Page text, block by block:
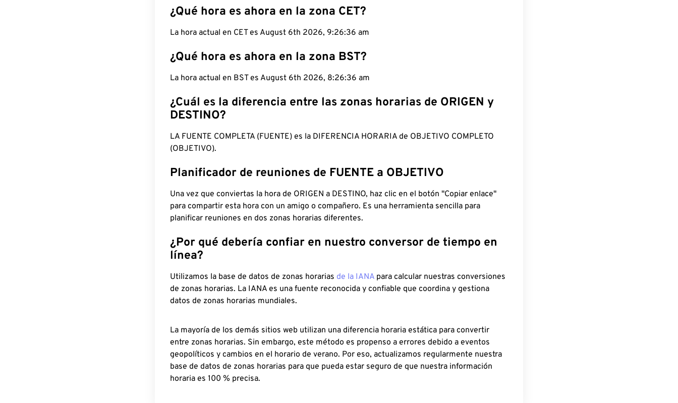
¿Qué hora es ahora en la zona CET?
La hora actual en CET es August 6th 2026, 9:26:37 am
¿Qué hora es ahora en la zona BST?
La hora actual en BST es August 6th 2026, 8:26:37 am
¿Cuál es la diferencia entre las zonas horarias de ORIGEN y
DESTINO?
LA FUENTE COMPLETA (FUENTE) es la DIFERENCIA HORARIA de OBJETIVO COMPLETO
(OBJETIVO).
Planificador de reuniones de FUENTE a OBJETIVO
Una vez que conviertas la hora de ORIGEN a DESTINO, haz clic en el botón "Copiar enlace"
para compartir esta hora con un amigo o compañero. Es una herramienta sencilla para
planificar reuniones en dos zonas horarias diferentes.
¿Por qué debería confiar en nuestro conversor de tiempo en
línea?
Utilizamos la base de datos de zonas horarias de la IANA para calcular nuestras conversiones
de zonas horarias. La IANA es una fuente reconocida y confiable que coordina y gestiona
datos de zonas horarias mundiales.
La mayoría de los demás sitios web utilizan una diferencia horaria estática para convertir
entre zonas horarias. Sin embargo, este método es propenso a errores debido a eventos
geopolíticos y cambios en el horario de verano. Por eso, actualizamos regularmente nuestra
base de datos de zonas horarias para que pueda estar seguro de que nuestra información
horaria es 100 % precisa.